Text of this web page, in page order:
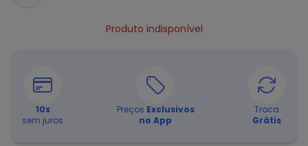
Produto indisponível
10x
sem juros
Preços Exclusivos
no App
Troca
Grátis